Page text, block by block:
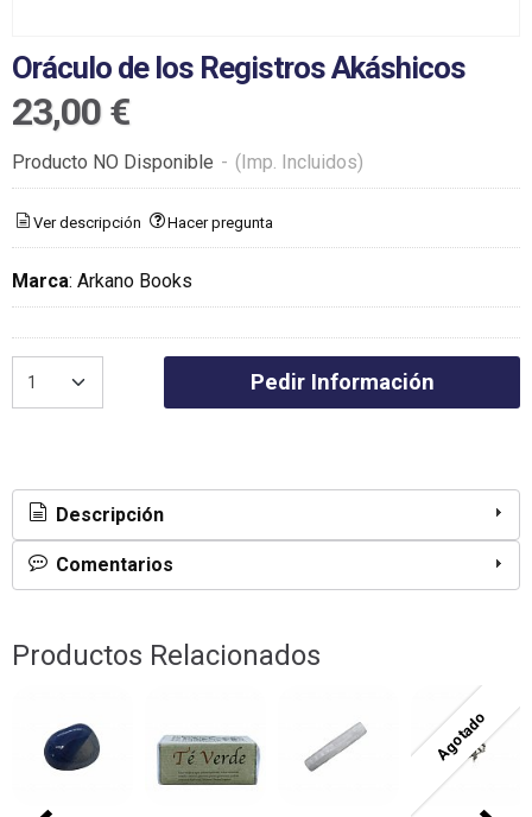
Oráculo de los Registros Akáshicos
23,00 €
Producto NO Disponible - (Imp. Incluidos)
Ver descripción Hacer pregunta
Marca: Arkano Books
Pedir Información
Descripción
Comentarios
Productos Relacionados
Agotado